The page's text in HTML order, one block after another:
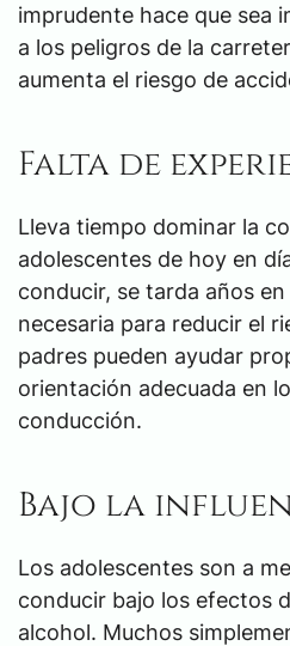
imprudente hace que sea
a los peligros de la
aumenta el riesgo de
Falta de
Lleva tiempo dominar la
adolescentes de hoy en
conducir, se tarda años
necesaria para reducir el
padres pueden ayudar
orientación adecuada en
conducción.
Bajo la
Los adolescentes son a
conducir bajo los efectos
alcohol. Muchos